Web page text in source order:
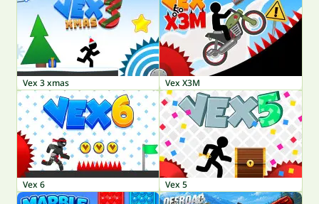
Vex 3 xmas Vex X3M
Vex 6 Vex 5